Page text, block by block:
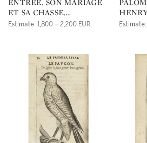
ENTRÉE, SON MARIAGE
ET SA CHASSE,
THERALOGUE, OU
COMMANDEMENT, ET
PRÉSENTÉE À SA
MAJESTÉ. EXTRAITE DU
SIXIEME LIVRE DE LA
CLION, DE FRANÇOYS
D’AMBOYSE PARISIEN.
ROUEN, MARTIN LE
MESGISSIER, 1571.
Estimate: 1,800 – 2,200 EUR
CURÉ